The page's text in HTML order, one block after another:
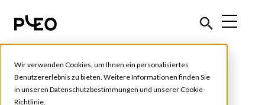
Wir verwenden Cookies, um Ihnen ein personalisiertes
Benutzererlebnis zu bieten. Weitere Informationen finden Sie
in unseren Datenschutzbestimmungen und unsererCookie-
Richtlinie.
Tools & Tipps